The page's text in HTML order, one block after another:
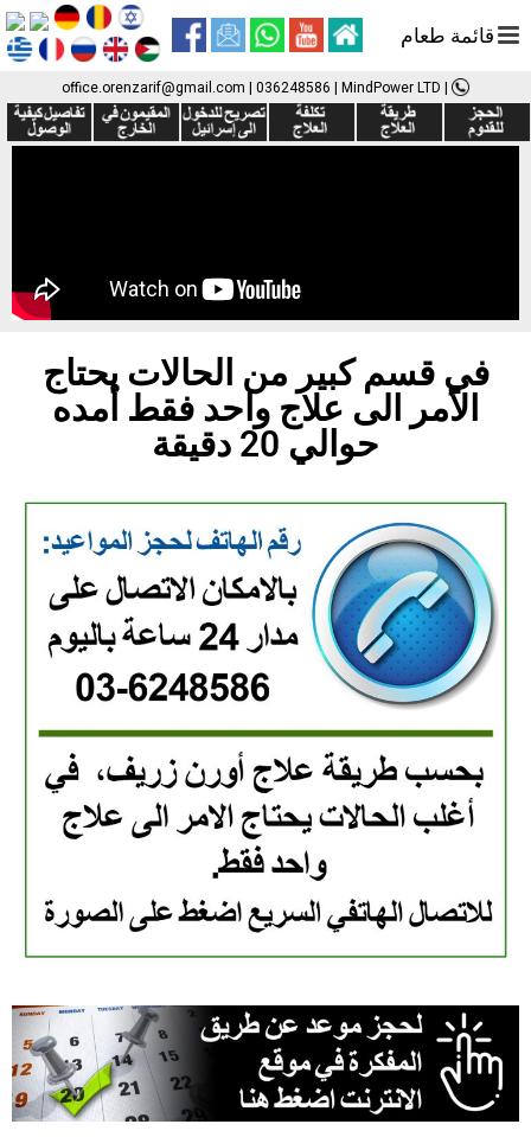
|
office.orenzarif@gmail.com | 036248586 | MindPower LTD
قائمة طعام
في قسم كبير من الحالات يحتاج
الأمر الى علاج واحد فقط أمده
حوالي 20 دقيقة